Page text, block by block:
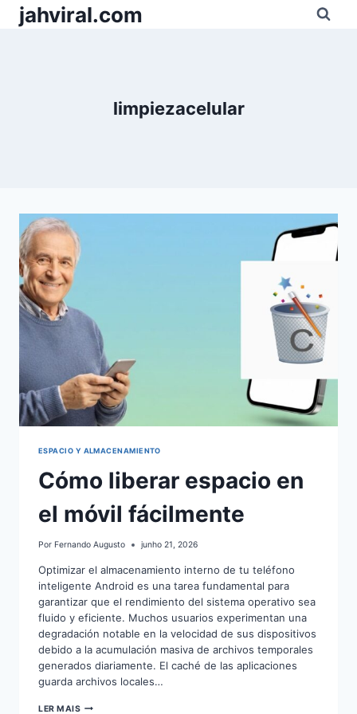
Pular
parajahviral.com
limpiezacelular
ESPACIO Y ALMACENAMIENTO
Cómo liberar espacio en
el móvil fácilmente
Por Fernando Augusto junho 21, 2026
Optimizar el almacenamiento interno de tu teléfono
inteligente Android es una tarea fundamental para
garantizar que el rendimiento del sistema operativo sea
fluido y eficiente. Muchos usuarios experimentan una
degradación notable en la velocidad de sus dispositivos
debido a la acumulación masiva de archivos temporales
generados diariamente. El caché de las aplicaciones
guarda archivos locales…
LER MAISCÓMO